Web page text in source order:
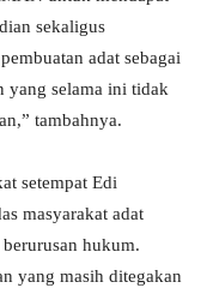
sekaligus
adat sebagai
yang selama ini tidak
tambahnya.
setempat Edi
masyarakat adat
hukum.
yang masih ditegakan